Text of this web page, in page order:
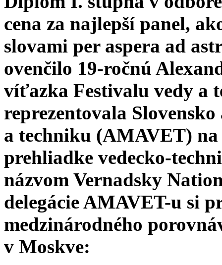
cena za najlepší panel,
slovami per aspera ad
ovenčilo 19-ročnú
víťazka Festivalu vedy a
reprezentovala
a techniku (AMAVET)
prehliadke vedecko-
názvom Vernadsky
delegácie AMAVET-u si
medzinárodného
v Moskve: